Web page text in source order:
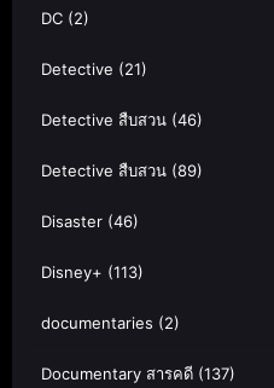
DC (2)
Detective (21)
Detective สืบสวน (46)
Detective สืบสวน (89)
Disaster (46)
Disney+ (113)
documentaries (2)
Documentary สารคดี (137)